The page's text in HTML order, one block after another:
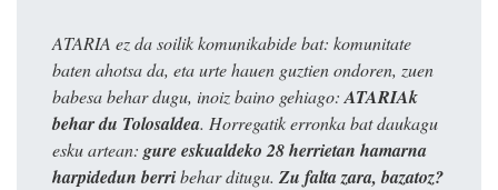
ATARIA ez da soilik komunikabide bat: komunitate
baten ahotsa da, eta urte hauen guztien ondoren, zuen
babesa behar dugu, inoiz baino gehiago: ATARIAk
behar du Tolosaldea. Horregatik erronka bat daukagu
esku artean: gure eskualdeko 28 herrietan hamarna
harpidedun berribehar ditugu. Zu falta zara, bazatoz?